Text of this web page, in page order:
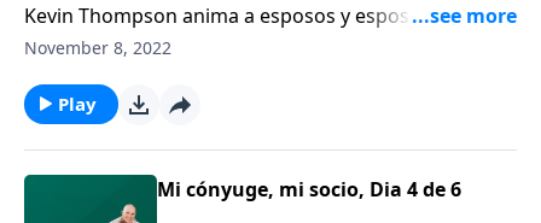
Kevin Thompson anima a esposos y esposas a darle
al área íntima de su relación la atención que merece.
parejas lo mejor de sí mismos en la alcoba.
November 8, 2022
Play
Mi cónyuge, mi socio, Dia 4 de 6